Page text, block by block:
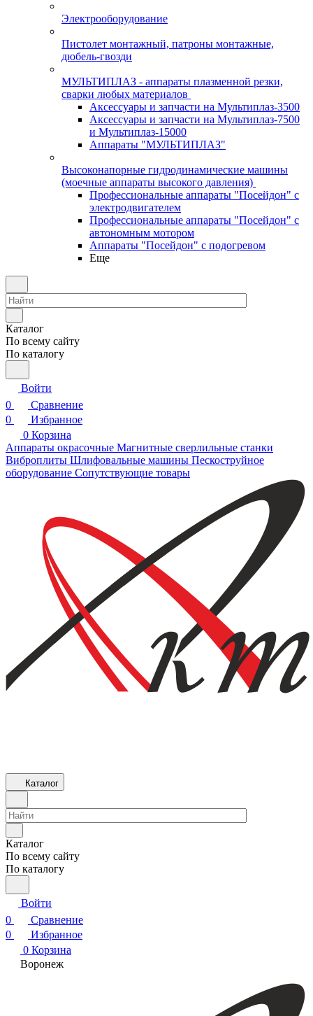
Электрооборудование
Пистолет монтажный, патроны монтажные,
дюбель-гвозди
МУЛЬТИПЛАЗ - аппараты плазменной резки,
сварки любых материалов
Аксессуары и запчасти на Мультиплаз-3500
Аксессуары и запчасти на Мультиплаз-7500
и Мультиплаз-15000
Аппараты "МУЛЬТИПЛАЗ"
Высоконапорные гидродинамические машины
(моечные аппараты высокого давления)
Профессиональные аппараты "Посейдон" с
электродвигателем
Профессиональные аппараты "Посейдон" с
автономным мотором
Аппараты "Посейдон" с подогревом
Еще
Каталог
По всему сайту
По каталогу
Войти
0
Сравнение
0
Избранное
0 Корзина
Аппараты окрасочные Магнитные сверлильные станки
Виброплиты Шлифовальные машины Пескоструйное
оборудование Сопутствующие товары
Каталог
Каталог
По всему сайту
По каталогу
Войти
0
Сравнение
0
Избранное
0 Корзина
Воронеж